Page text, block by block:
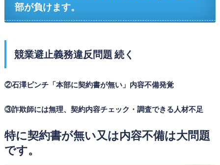
部が負けます。
競業避止義務違反問題 続く
②石澤ピンチ「本部に契約書が無い」内容不備発覚
③詐欺師には無理、契約内容チェック・調査できる人材不足
特に契約書が無い又は内容不備は大問題
です。